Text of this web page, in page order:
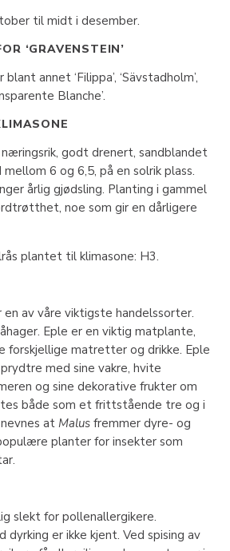
til midt i desember.
‘GRAVENSTEIN’
annet ‘Filippa’, ‘Sävstadholm’,
Blanche’.
godt drenert, sandblandet
6 og 6,5, på en solrik plass.
årlig gjødsling. Planting i gammel
noe som gir en dårligere
plantet til klimasone: H3.
en av våre viktigste handelssorter.
Eple er en viktig matplante,
forskjellige matretter og drikke. Eple
med sine vakre, hvite
og sine dekorative frukter om
både som et frittstående tre og i
at Malus fremmer dyre- og
planter for insekter som
slekt for pollenallergikere.
dyrking er ikke kjent. Ved spising av